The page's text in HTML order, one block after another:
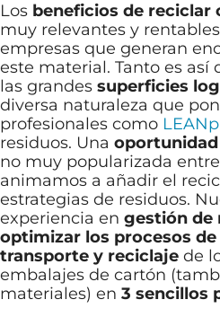
Los beneficios de reciclar
muy relevantes y
empresas que generan
este material. Tanto es así
las grandes superficies
diversa naturaleza que
profesionales como
residuos. Una
no muy popularizada
animamos a añadir el
estrategias de residuos.
experiencia en gestión de
optimizar los procesos
transporte y reciclaje de
embalajes de cartón
materiales) en 3 sencillos